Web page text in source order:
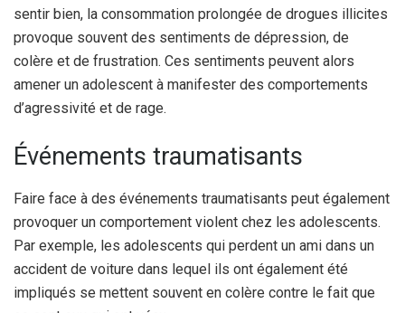
sentir bien, la consommation prolongée de drogues illicites
provoque souvent des sentiments de dépression, de
colère et de frustration. Ces sentiments peuvent alors
amener un adolescent à manifester des comportements
d’agressivité et de rage.
Événements traumatisants
Faire face à des événements traumatisants peut également
provoquer un comportement violent chez les adolescents.
Par exemple, les adolescents qui perdent un ami dans un
accident de voiture dans lequel ils ont également été
impliqués se mettent souvent en colère contre le fait que